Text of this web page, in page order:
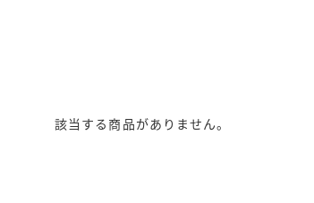
該当する商品がありません。